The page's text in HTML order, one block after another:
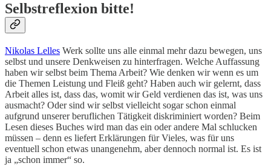
Selbstreflexion bitte!
Nikolas Lelles Werk sollte uns alle einmal mehr dazu bewegen, uns
selbst und unsere Denkweisen zu hinterfragen. Welche Auffassung
haben wir selbst beim Thema Arbeit? Wie denken wir wenn es um
die Themen Leistung und Fleiß geht? Haben auch wir gelernt, dass
Arbeit alles ist, dass das, womit wir Geld verdienen das ist, was uns
ausmacht? Oder sind wir selbst vielleicht sogar schon einmal
aufgrund unserer beruflichen Tätigkeit diskriminiert worden? Beim
Lesen dieses Buches wird man das ein oder andere Mal schlucken
müssen – denn es liefert Erklärungen für Vieles, was für uns
eventuell schon etwas unangenehm, aber dennoch normal ist. Es ist
ja „schon immer“ so.